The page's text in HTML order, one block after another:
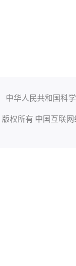
中华人民共和国科
版权所有 中国互联